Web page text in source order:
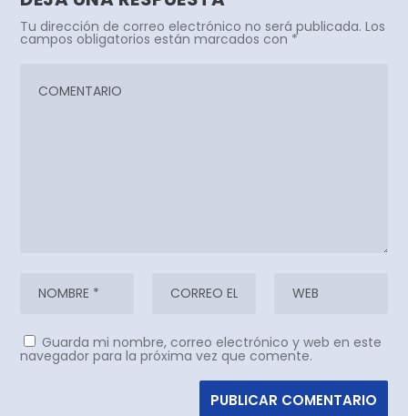
Tu dirección de correo electrónico no será publicada. Los
campos obligatorios están marcados con *
Guarda mi nombre, correo electrónico y web en este
navegador para la próxima vez que comente.